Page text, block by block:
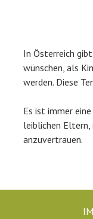
In Österreich
wünschen, als
werden. Diese
Es ist immer
leiblichen Eltern,
anzuvertrauen.